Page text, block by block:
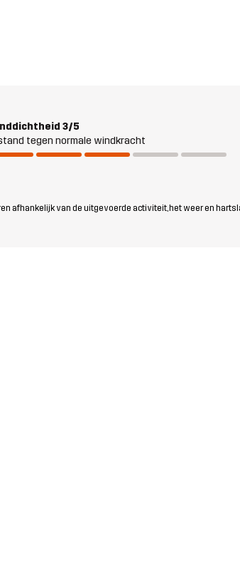
3/5
tegen normale windkracht
afhankelijk van de uitgevoerde activiteit, het weer en